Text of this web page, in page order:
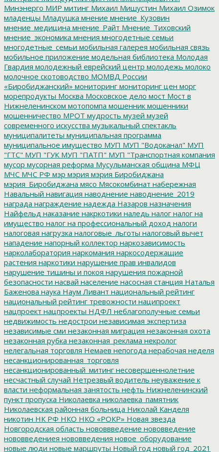
Минэнерго МИР митинг Михаил Мишустин Михаил Озимок
младенцы Младушка мнение мнение_Кузовин
мнение_медицина мнение_Райт Мнение_Тиховский
мнение_экономика мнения многодетные семьи
многодетные_семьи мобильная галерея мобильная связь
мобильное приложение модельная библиотека Молодая
Гвардия молодежный еврейский центр молодежь молоко
молочное скотоводство МОМВД России
«Биробиджанский» мониторинг мониторинг цен морг
морепродукты Москва Московское дело мост Мост в
Нижнеленинском мотопомпа мошенник мошенники
мошенничество МРОТ мудрость музей музей
современного искусства музыкальный спектакль
муниципалитеты муниципальная программа
муниципальное имущество МУП МУП "Водоканал" МУП
"ГТС" МУП "ГУК МУП "ПАТП" МУП "Транспортная компания
мусор мусорная реформа Мусульманская община МФЦ
МЧС МЧС РФ мэр мэрия мэрия Биробиджана
мэрия_Биробиджана мясо Мясокомбинат набережная
Навальный навигация наводнение наводнение_2019
награда награждение надежда Назаров назначения
Найфельд наказание накркотики наледь налог налог на
имущество налог на профессиональный доход налоги
налоговая нагрузка налоговые_льготы налоговый вычет
нападение напорный коллектор наркозависимость
нарколаборатория наркомания наркосодержащие
растения наркотики нарушение прав инвалидов
нарушение тишины и покоя нарушения пожарной
безопасности насвай население насосная станция Наталья
Баженова наука Наум Ливант национальный рейтинг
национальный рейтинг тревожности наципроект
нацпроект нацпроекты НДФЛ неблагополучные семьи
недвижимость недострои независимая экспертиза
независимые сми незаконная миграция незаконная охота
незаконная рубка незаконная_реклама некролог
нелегальная торговля Немаев непогода нерабочая неделя
несанкционированная_торговля
несанкционированный_митинг несовершеннолетние
несчастный случай Нетрезвый водитель неуважение к
власти неформальная занятость нефть Нижнеленинский
пункт пропуска Николаевка николаевка_памятник
Николаевская районная больница Николай Канделя
никотин НК РФ НКО НКО «РОКР» Новая звезда
Новгородская область нововвведение нововведение
нововведениея нововведения новое_оборудование
новые люди новые маршруты Новый год новый год_2021